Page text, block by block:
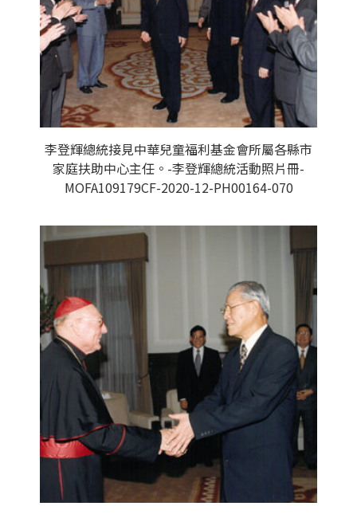
李登輝總統接見中華兒童福利基金會所屬各縣市
家庭扶助中心主任。-李登輝總統活動照片冊-
MOFA109179CF-2020-12-PH00164-070